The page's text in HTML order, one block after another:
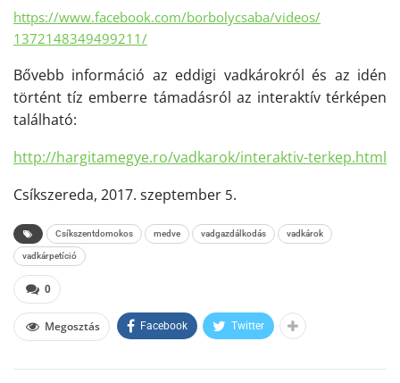
https://www.facebook.com/borbolycsaba/videos/
1372148349499211/
Bővebb információ az eddigi vadkárokról és az idén
történt tíz emberre támadásról az interaktív térképen
található:
http://hargitamegye.ro/vadkarok/interaktiv-terkep.html
Csíkszereda, 2017. szeptember 5.
Csíkszentdomokos medve vadgazdálkodás vadkárok
vadkárpetíció
0
Megosztás Facebook Twitter